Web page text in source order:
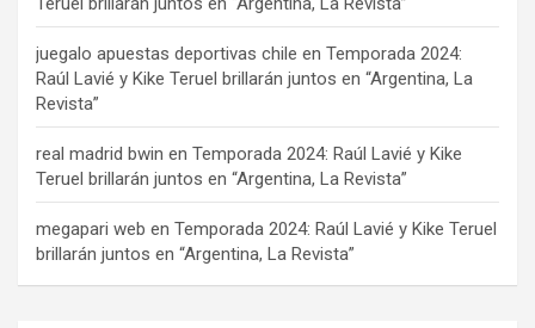
juegalo apuestas deportivas chile en Temporada 2024:
Raúl Lavié y Kike Teruel brillarán juntos en “Argentina, La
Revista”
real madrid bwin en Temporada 2024: Raúl Lavié y Kike
Teruel brillarán juntos en “Argentina, La Revista”
megapari web en Temporada 2024: Raúl Lavié y Kike Teruel
brillarán juntos en “Argentina, La Revista”